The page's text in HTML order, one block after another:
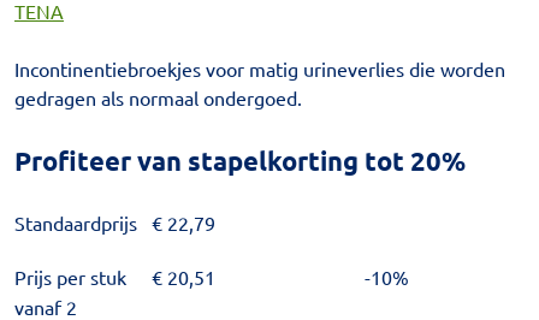
TENA
Incontinentiebroekjes voor matig urineverlies die worden
gedragen als normaal ondergoed.
Profiteer van stapelkorting tot 20%
Standaardprijs € 22,79
Prijs per stuk
vanaf 2
€ 20,51 -10%